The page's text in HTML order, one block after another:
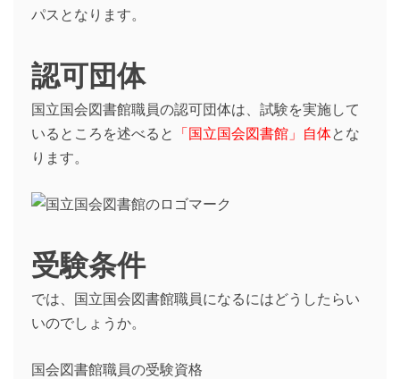
パスとなります。
認可団体
国立国会図書館職員の認可団体は、試験を実施して
いるところを述べると 「国立国会図書館」自体とな
ります。
受験条件
では、国立国会図書館職員になるにはどうしたらい
いのでしょうか。
国会図書館職員の受験資格